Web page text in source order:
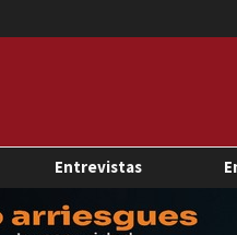
Entrevistas